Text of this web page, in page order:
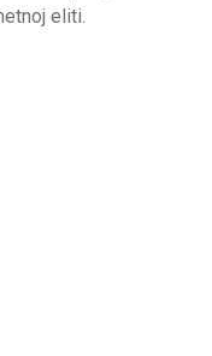
eliti.